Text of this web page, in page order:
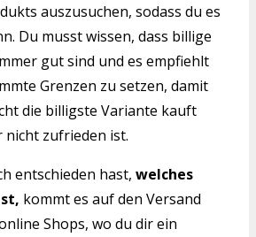
auszusuchen, sodass du es
Du musst wissen, dass billige
gut sind und es empfiehlt
Grenzen zu setzen, damit
die billigste Variante kauft
nicht zufrieden ist.
entschieden hast, welches
kommt es auf den Versand
Shops, wo du dir ein